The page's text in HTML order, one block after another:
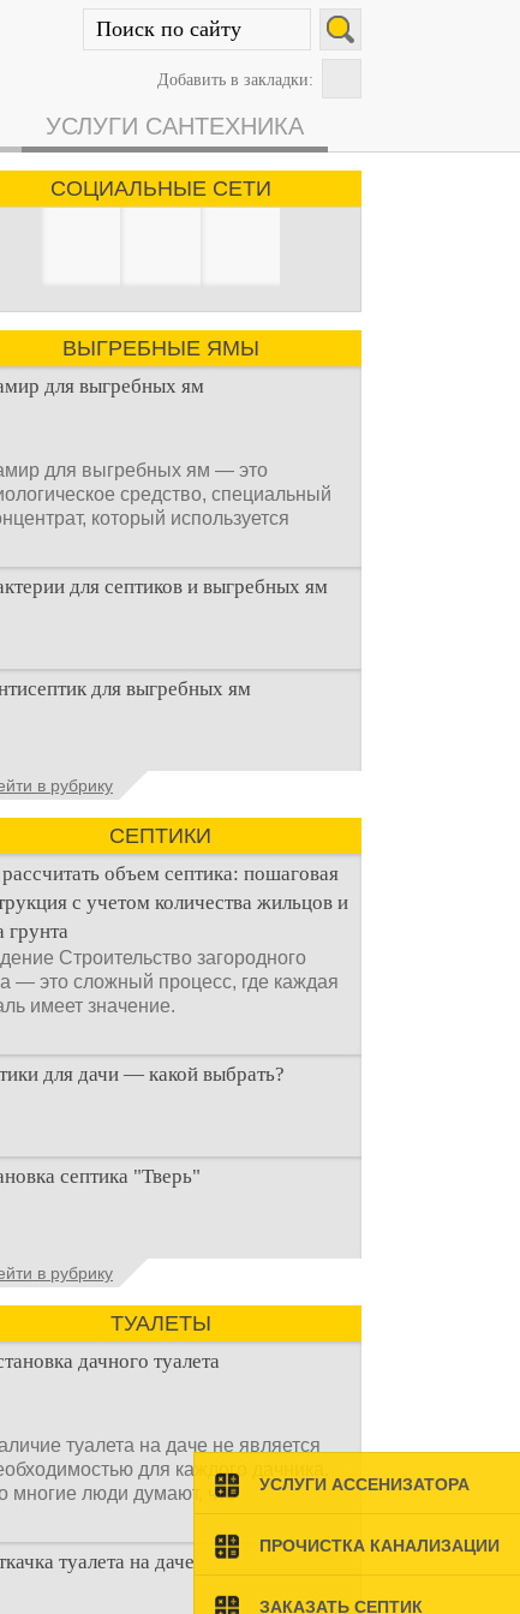
УСЛУГИ АССЕНИЗАТОРА
ПРОЧИСТКА КАНАЛИЗАЦИИ
ЗАКАЗАТЬ СЕПТИК
Добавить в закладки:
УСЛУГИ САНТЕХНИКА
СОЦИАЛЬНЫЕ СЕТИ
ВЫГРЕБНЫЕ ЯМЫ
для выгребных ям
для выгребных ям — это
средство, специальный
который используется
для септиков и выгребных ям
канализационного стока или
ямой всегда являлась не
для выгребных ям
сведения об антисептиках
для выгребных ям – это
препараты, которые
в рубрику
СЕПТИКИ
объем септика: пошаговая
с учетом количества жильцов и
грунта
Строительство загородного
— это сложный процесс, где каждая
имеет значение.
для дачи — какой выбрать?
дачи одной из
задач становится
септика "Тверь"
септика Тверь - важнейший
утилизации сточных вод в частных
и на загородных
в рубрику
ТУАЛЕТЫ
дачного туалета
туалета на даче не является
для каждого дачника.
многие люди думают, что
туалета на даче